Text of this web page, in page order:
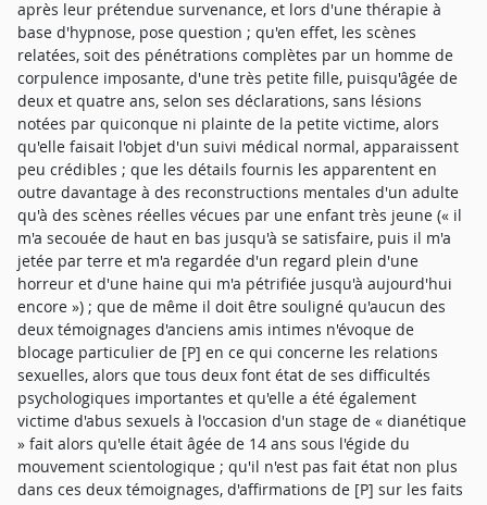
après leur prétendue survenance, et lors d'une thérapie à
base d'hypnose, pose question ; qu'en effet, les scènes
relatées, soit des pénétrations complètes par un homme de
corpulence imposante, d'une très petite fille, puisqu'âgée de
deux et quatre ans, selon ses déclarations, sans lésions
notées par quiconque ni plainte de la petite victime, alors
qu'elle faisait l'objet d'un suivi médical normal, apparaissent
peu crédibles ; que les détails fournis les apparentent en
outre davantage à des reconstructions mentales d'un adulte
qu'à des scènes réelles vécues par une enfant très jeune (« il
m'a secouée de haut en bas jusqu'à se satisfaire, puis il m'a
jetée par terre et m'a regardée d'un regard plein d'une
horreur et d'une haine qui m'a pétrifiée jusqu'à aujourd'hui
encore ») ; que de même il doit être souligné qu'aucun des
deux témoignages d'anciens amis intimes n'évoque de
blocage particulier de [P] en ce qui concerne les relations
sexuelles, alors que tous deux font état de ses difficultés
psychologiques importantes et qu'elle a été également
victime d'abus sexuels à l'occasion d'un stage de « dianétique
» fait alors qu'elle était âgée de 14 ans sous l'égide du
mouvement scientologique ; qu'il n'est pas fait état non plus
dans ces deux témoignages, d'affirmations de [P] sur les faits